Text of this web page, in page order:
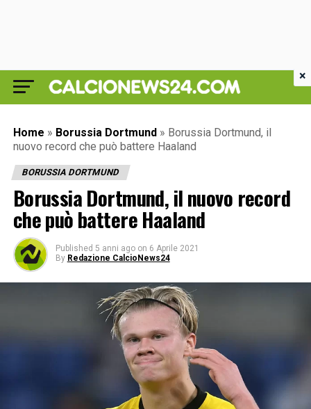
Home » Borussia Dortmund » Borussia Dortmund, il
nuovo record che può battere Haaland
BORUSSIA DORTMUND
Borussia Dortmund, il nuovo record
che può battere Haaland
Published 5 anni ago on 6 Aprile 2021
By Redazione CalcioNews24
×